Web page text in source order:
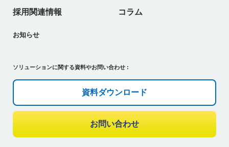
採用関連情報 コラム
お知らせ
ソリューションに関する資料やお問い合わせ :
資料ダウンロード
お問い合わせ